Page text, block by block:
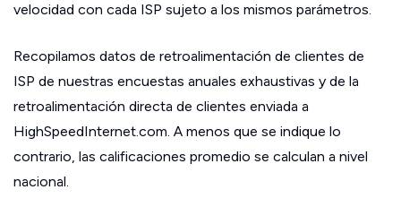
velocidad con cada ISP sujeto a los mismos parámetros.
Recopilamos datos de retroalimentación de clientes de
ISP de nuestras encuestas anuales exhaustivas y de la
retroalimentación directa de clientes enviada a
HighSpeedInternet.com. A menos que se indique lo
contrario, las calificaciones promedio se calculan a nivel
nacional.